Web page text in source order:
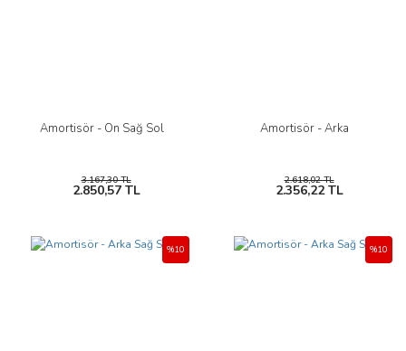
Amortisör - Ön Sağ Sol
3.167,30 TL
2.850,57 TL
Amortisör - Arka
2.618,02 TL
2.356,22 TL
%10 %10